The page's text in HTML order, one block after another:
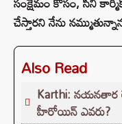
చేస్తారని నేను
Also Read
Karthi: నయనతార
హీరోయిన్ ఎవరు?